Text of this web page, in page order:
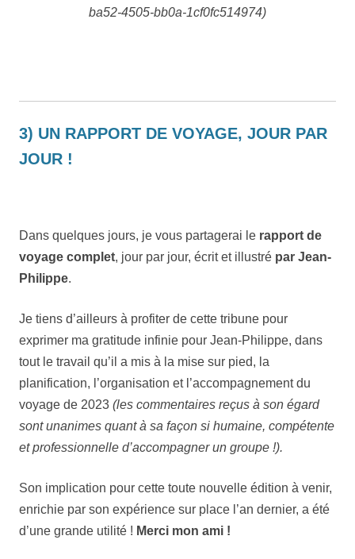
ba52-4505-bb0a-1cf0fc514974)
3) UN RAPPORT DE VOYAGE, JOUR PAR
JOUR !
Dans quelques jours, je vous partagerai le rapport de
voyage complet, jour par jour, écrit et illustré par Jean-
Philippe.
Je tiens d’ailleurs à profiter de cette tribune pour
exprimer ma gratitude infinie pour Jean-Philippe, dans
tout le travail qu’il a mis à la mise sur pied, la
planification, l’organisation et l’accompagnement du
voyage de 2023 (les commentaires reçus à son égard
sont unanimes quant à sa façon si humaine, compétente
et professionnelle d’accompagner un groupe !).
Son implication pour cette toute nouvelle édition à venir,
enrichie par son expérience sur place l’an dernier, a été
d’une grande utilité ! Merci mon ami !